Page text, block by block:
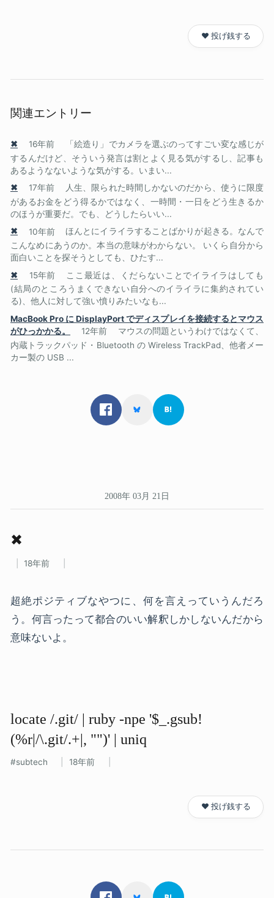
❤️ 投げ銭する
関連エントリー
✖ 16年前
「絵造り」でカメラを選ぶのってすごい変な感じが
するんだけど、そういう発言は割とよく見る気がするし、記事も
あるようなないような気がする。いまい...
✖
17年前
人生、限られた時間しかないのだから、使うに限度
があるお金をどう得るかではなく、一時間・一日をどう生きるか
のほうが重要だ。でも、どうしたらいい...
✖
10年前
ほんとにイライラすることばかりが起きる。なんで
こんなめにあうのか。本当の意味がわからない。 いくら自分から
面白いことを探そうとしても、ひたす...
✖
15年前
ここ最近は、くだらないことでイライラはしても
(結局のところうまくできない自分へのイライラに集約されてい
る)、他人に対して強い憤りみたいなも...
MacBook Pro に DisplayPort でディスプレイを接続するとマウス
がひっかかる。
12年前
マウスの問題というわけではなくて、
内蔵トラックパッド・Bluetooth の Wireless TrackPad、他者メー
カー製の USB ...
2008年 03月 21日
✖
18年前
超絶ポジティブなやつに、何を言えっていうんだろ
う。何言ったって都合のいい解釈しかしないんだから
意味ないよ。
locate /.git/ | ruby -npe '$_.gsub!
(%r|/\.git/.+|, "")' | uniq
subtech 18年前
❤️ 投げ銭する